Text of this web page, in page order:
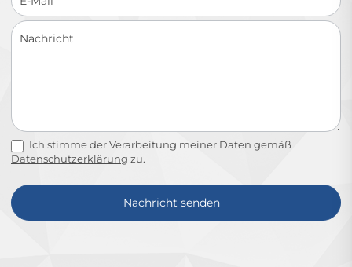
Ich stimme der Verarbeitung meiner Daten gemäß
Datenschutzerklärung zu.
Nachricht senden